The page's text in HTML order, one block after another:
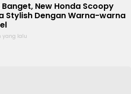
New Honda Scoopy
Stylish Dengan Warna-warna
yang lalu